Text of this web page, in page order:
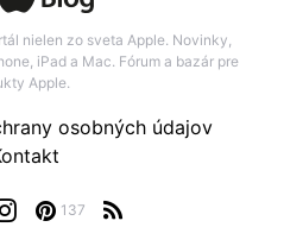
nielen zo sveta Apple. Novinky,
iPad a Mac. Fórum a bazár pre
Apple.
137
osobných údajov